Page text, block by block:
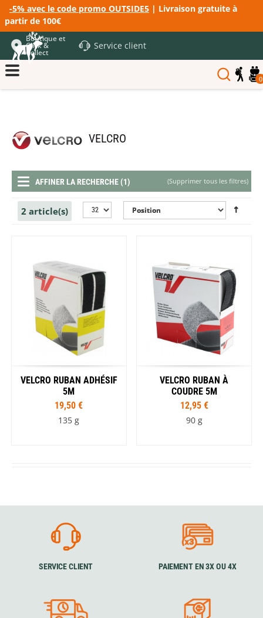
-5% avec le code promo OUTSIDE5 | Livraison gratuite à
partir de 100€
Boutique et
Click &
Collect
Service client
0
VELCRO
(Supprimer tous les filtres)
AFFINER LA RECHERCHE (1)
2 article(s)
VELCRO RUBAN ADHÉSIF
5M
19,50 €
135 g
VELCRO RUBAN À
COUDRE 5M
12,95 €
90 g
SERVICE CLIENT PAIEMENT EN 3X OU 4X